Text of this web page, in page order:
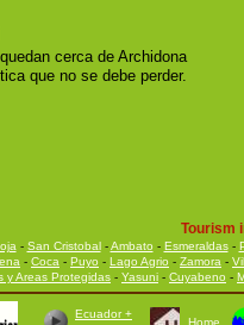
cerca de Archidona
que no se debe perder.
Ecuador +
Home
Tourism
- San Cristobal-Ambato - Esmeraldas-
- Coca - Puyo - Lago Agrio - Zamora -
y Areas Protegidas - Yasuni - Cuyabeno -